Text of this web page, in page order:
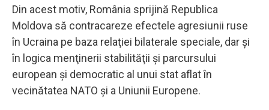
Din acest motiv, România sprijină Republica
Moldova să contracareze efectele agresiunii ruse
în Ucraina pe baza relaţiei bilaterale speciale, dar şi
în logica menţinerii stabilităţii şi parcursului
european şi democratic al unui stat aflat în
vecinătatea NATO şi a Uniunii Europene.